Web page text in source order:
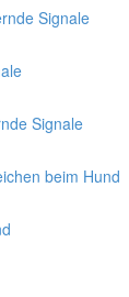
Signale
Signale
beim Hund